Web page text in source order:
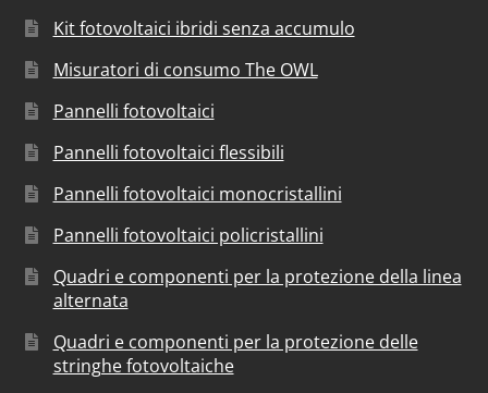
Kit fotovoltaici ibridi senza accumulo
Misuratori di consumo The OWL
Pannelli fotovoltaici
Pannelli fotovoltaici flessibili
Pannelli fotovoltaici monocristallini
Pannelli fotovoltaici policristallini
Quadri e componenti per la protezione della linea
alternata
Quadri e componenti per la protezione delle
stringhe fotovoltaiche